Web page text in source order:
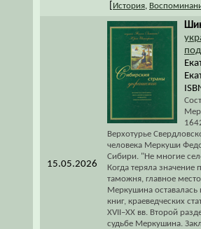
История
15.05.2026
Верхотурье
человека Меркуши
Сибири. "Не многие
Когда теряла
таможня, главное
Меркушина оставалась
книг, краеведческих
XVII–ХХ вв. Второй
судьбе Меркушина.